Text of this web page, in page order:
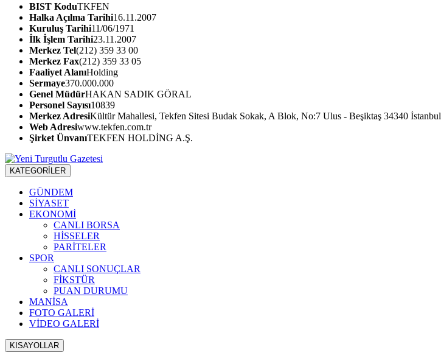
BIST KoduTKFEN
Halka Açılma Tarihi16.11.2007
Kuruluş Tarihi11/06/1971
İlk İşlem Tarihi23.11.2007
Merkez Tel(212) 359 33 00
Merkez Fax(212) 359 33 05
Faaliyet AlanıHolding
Sermaye370.000.000
Genel MüdürHAKAN SADIK GÖRAL
Personel Sayısı10839
Merkez AdresiKültür Mahallesi, Tekfen Sitesi Budak Sokak, A Blok, No:7 Ulus - Beşiktaş 34340 İstanbul
Web Adresiwww.tekfen.com.tr
Şirket ÜnvanıTEKFEN HOLDİNG A.Ş.
KATEGORİLER
GÜNDEM
SİYASET
EKONOMİ
CANLI BORSA
HİSSELER
PARİTELER
SPOR
CANLI SONUÇLAR
FİKSTÜR
PUAN DURUMU
MANİSA
FOTO GALERİ
VİDEO GALERİ
KISAYOLLAR